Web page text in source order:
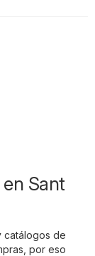
Sant
catálogos de
por eso